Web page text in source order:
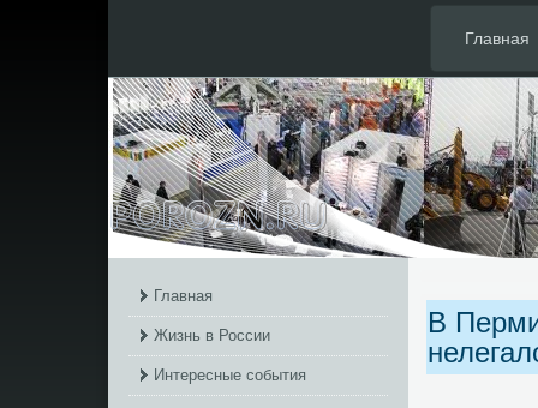
Главная
Главная
Жизнь в России
Интересные события
В